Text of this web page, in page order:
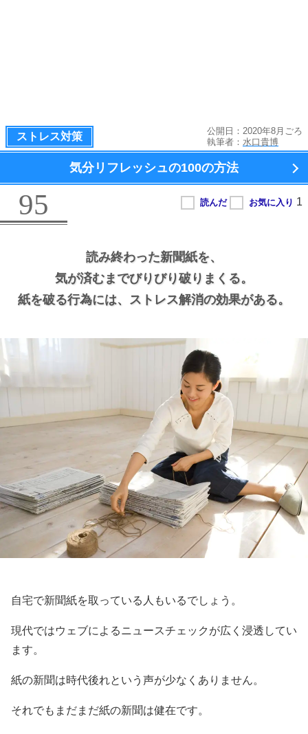
ストレス対策
公開日：2020年8月ごろ
執筆者： 水口貴博
気分リフレッシュの100の方法
95
読み終わった新聞紙を、
気が済むまでびりびり破りまくる。
紙を破る行為には、 ストレス解消の効果がある。
自宅で新聞紙を取っている人もいるでしょう。
現代ではウェブによるニュースチェックが広く浸透してい
ます。
紙の新聞は時代後れという声が少なくありません。
それでもまだまだ紙の新聞は健在です。